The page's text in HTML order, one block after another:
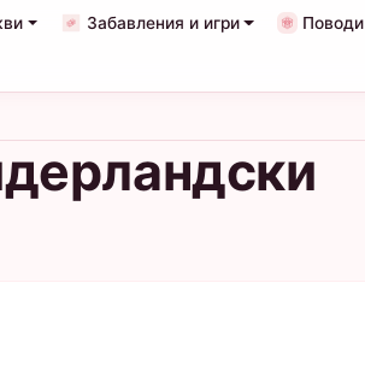
Забавления и игри Поводи